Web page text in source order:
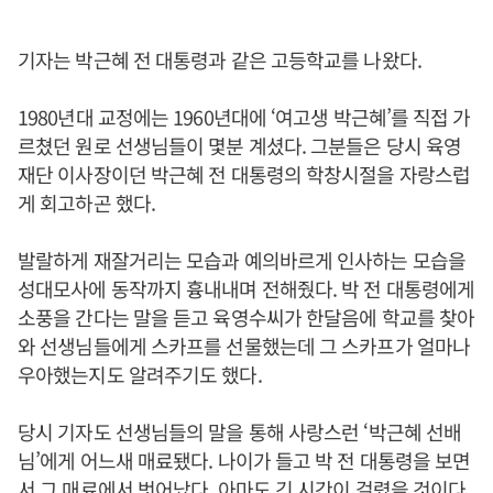
기자는 박근혜 전 대통령과 같은 고등학교를 나왔다.
1980년대 교정에는 1960년대에 ‘여고생 박근혜’를 직접 가
르쳤던 원로 선생님들이 몇분 계셨다. 그분들은 당시 육영
재단 이사장이던 박근혜 전 대통령의 학창시절을 자랑스럽
게 회고하곤 했다.
발랄하게 재잘거리는 모습과 예의바르게 인사하는 모습을
성대모사에 동작까지 흉내내며 전해줬다. 박 전 대통령에게
소풍을 간다는 말을 듣고 육영수씨가 한달음에 학교를 찾아
와 선생님들에게 스카프를 선물했는데 그 스카프가 얼마나
우아했는지도 알려주기도 했다.
당시 기자도 선생님들의 말을 통해 사랑스런 ‘박근혜 선배
님’에게 어느새 매료됐다. 나이가 들고 박 전 대통령을 보면